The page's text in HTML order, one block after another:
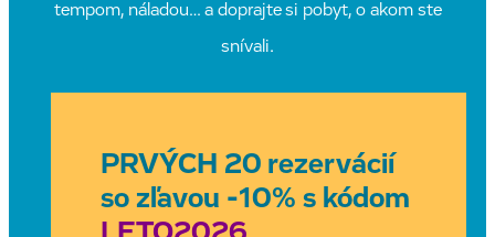
tempom, náladou… a doprajte si pobyt, o akom ste
snívali.
PRVÝCH 20 rezervácií
so zľavou -10% s kódom